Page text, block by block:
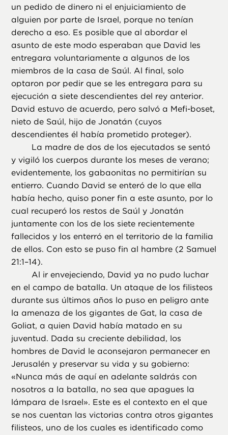
un pedido de dinero ni el enjuiciamiento de
alguien por parte de Israel, porque no tenían
derecho a eso. Es posible que al abordar el
asunto de este modo esperaban que David les
entregara voluntariamente a algunos de los
miembros de la casa de Saúl. Al final, solo
optaron por pedir que se les entregara para su
ejecución a siete descendientes del rey anterior.
David estuvo de acuerdo, pero salvó a Mefi-boset,
nieto de Saúl, hijo de Jonatán (cuyos
descendientes él había prometido proteger).
La madre de dos de los ejecutados se sentó
y vigiló los cuerpos durante los meses de verano;
evidentemente, los gabaonitas no permitirían su
entierro. Cuando David se enteró de lo que ella
había hecho, quiso poner fin a este asunto, por lo
cual recuperó los restos de Saúl y Jonatán
juntamente con los de los siete recientemente
fallecidos y los enterró en el territorio de la familia
de ellos. Con esto se puso fin al hambre (2 Samuel
21:1–14).
Al ir envejeciendo, David ya no pudo luchar
en el campo de batalla. Un ataque de los filisteos
durante sus últimos años lo puso en peligro ante
la amenaza de los gigantes de Gat, la casa de
Goliat, a quien David había matado en su
juventud. Dada su creciente debilidad, los
hombres de David le aconsejaron permanecer en
Jerusalén y preservar su vida y su gobierno:
«Nunca más de aquí en adelante saldrás con
nosotros a la batalla, no sea que apagues la
lámpara de Israel». Este es el contexto en el que
se nos cuentan las victorias contra otros gigantes
filisteos, uno de los cuales es identificado como